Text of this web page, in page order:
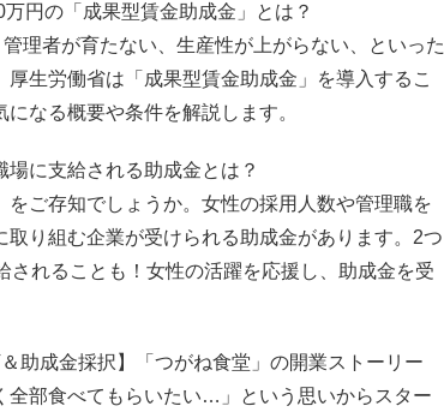
円の「成果型賃金助成金」とは？
理者が育たない、生産性が上がらない、といった
生労働省は「成果型賃金助成金」を導入するこ
なる概要や条件を解説します。
に支給される助成金とは？
ご存知でしょうか。女性の採用人数や管理職を
り組む企業が受けられる助成金があります。2つ
されることも！女性の活躍を応援し、助成金を受
助成金採択】「つがね食堂」の開業ストーリー
全部食べてもらいたい…」という思いからスター